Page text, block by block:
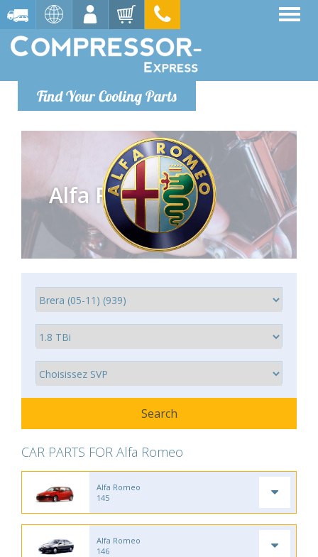
Find Your Cooling Parts
Alfa Romeo
CAR PARTS FOR Alfa Romeo
Alfa Romeo
145
Alfa Romeo
146